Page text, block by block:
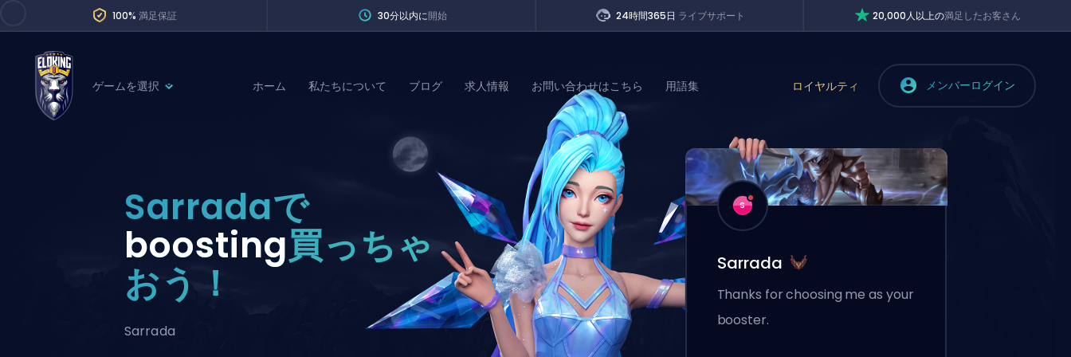
100% 満足保証 30分以内に開始 24時間365日 ライブサポート 20,000人以上の満足したお客さん
ゲームを選択
Dota 2
Counter-Strike
Overwatch 2
Rocket League
Path of Exile 2
Division Boost
Placements
Wins
ホーム 私たちについて ブログ 求人情報 お問い合わせはこちら 用語集 ロイヤルティ メンバーログイン
Sarradaで
boosting買っちゃ
おう！
Sarrada
S
Sarrada
Thanks for choosing me as your
booster.